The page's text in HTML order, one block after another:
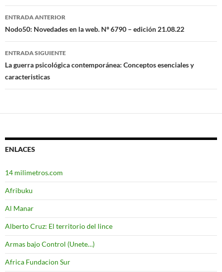
Navegación
de
entradas
ENTRADA ANTERIOR
Nodo50: Novedades en la web. Nº 6790 – edición 21.08.22
ENTRADA SIGUIENTE
La guerra psicológica contemporánea: Conceptos esenciales y
caracteristicas
ENLACES
14 milimetros.com
Afribuku
Al Manar
Alberto Cruz: El territorio del lince
Armas bajo Control (Unete…)
Africa Fundacion Sur